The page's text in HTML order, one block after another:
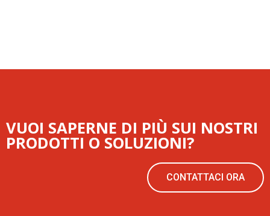
VUOI SAPERNE DI PIÙ SUI NOSTRI
PRODOTTI O SOLUZIONI?
CONTATTACI ORA